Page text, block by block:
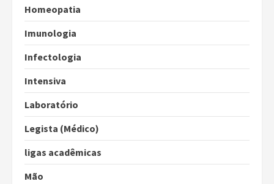
Homeopatia
Imunologia
Infectologia
Intensiva
Laboratório
Legista (Médico)
ligas acadêmicas
Mão